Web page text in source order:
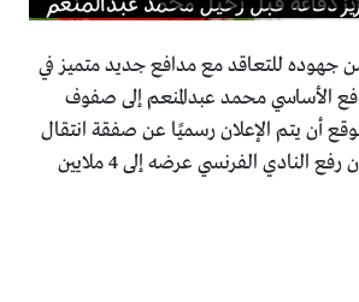
جهوده للتعاقد مع مدافع جديد متميز في
الأساسي محمد عبدالمنعم إلى صفوف
أن يتم الإعلان رسميًا عن صفقة انتقال
عبدالمنعم قريبًا بعد أن رفع النادي الفرنسي عرضه إلى 4 ملايين